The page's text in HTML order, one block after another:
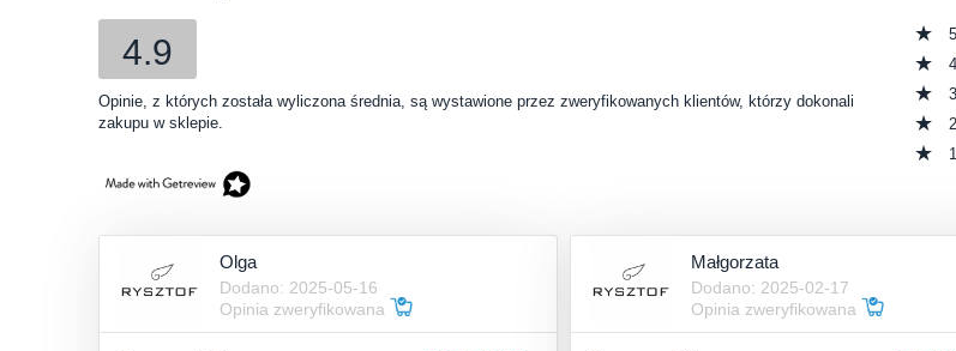
4.9
Opinie, z których została wyliczona średnia, są wystawione przez zweryfikowanych klientów, którzy dokonali
zakupu w sklepie.
5
4
3
2
1
Olga
Dodano: 2025-05-16
Opinia zweryfikowana
Małgorzata
Dodano: 2025-02-17
Opinia zweryfikowana